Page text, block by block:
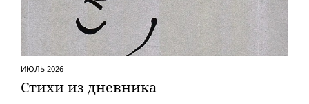
ИЮЛЬ 2026
Стихи из дневника